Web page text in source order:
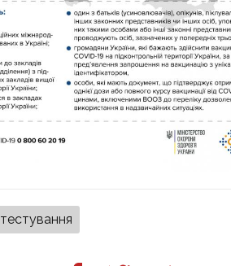
тестування